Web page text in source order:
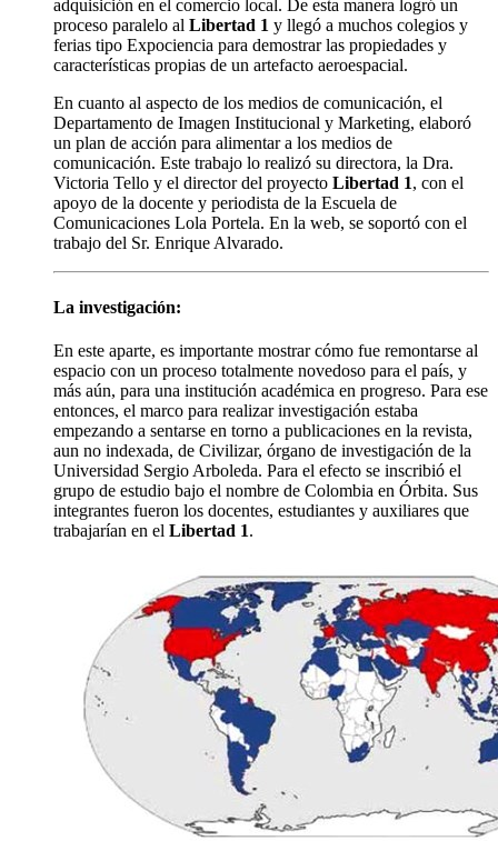
adquisición en el comercio local. De esta manera logró un
proceso paralelo al Libertad 1 y llegó a muchos colegios y
ferias tipo Expociencia para demostrar las propiedades y
características propias de un artefacto aeroespacial.
En cuanto al aspecto de los medios de comunicación, el
Departamento de Imagen Institucional y Marketing, elaboró
un plan de acción para alimentar a los medios de
comunicación. Este trabajo lo realizó su directora, la Dra.
Victoria Tello y el director del proyecto Libertad 1, con el
apoyo de la docente y periodista de la Escuela de
Comunicaciones Lola Portela. En la web, se soportó con el
trabajo del Sr. Enrique Alvarado.
La investigación:
En este aparte, es importante mostrar cómo fue remontarse al
espacio con un proceso totalmente novedoso para el país, y
más aún, para una institución académica en progreso. Para ese
entonces, el marco para realizar investigación estaba
empezando a sentarse en torno a publicaciones en la revista,
aun no indexada, de Civilizar, órgano de investigación de la
Universidad Sergio Arboleda. Para el efecto se inscribió el
grupo de estudio bajo el nombre de Colombia en Órbita. Sus
integrantes fueron los docentes, estudiantes y auxiliares que
trabajarían en el Libertad 1.